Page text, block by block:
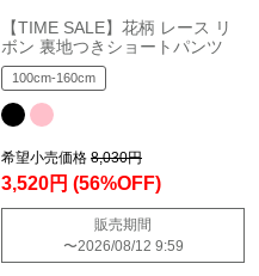
【TIME SALE】花柄 レース リ
ボン 裏地つきショートパンツ
100cm-160cm
希望小売価格 8,030円
3,520円 (56%OFF)
販売期間
〜2026/08/12 9:59